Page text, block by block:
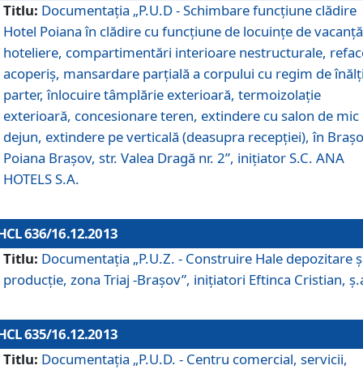
Titlu: Documentaţia „P.U.D - Schimbare funcţiune clădire
Hotel Poiana în clădire cu funcţiune de locuinţe de
hoteliere, compartimentări interioare nestructurale,
acoperiş, mansardare parţială a corpului cu regim de
parter, înlocuire tâmplărie exterioară, termoizolaţie
exterioară, concesionare teren, extindere cu salon de mic
dejun, extindere pe verticală (deasupra recepţiei), în
Poiana Braşov, str. Valea Dragă nr. 2”, iniţiator S.C. ANA
HOTELS S.A.
636/16.12.2013
Titlu: Documentaţia „P.U.Z. - Construire Hale depozitare
producţie, zona Triaj -Braşov”, iniţiatori Eftinca Cristian,
635/16.12.2013
Titlu: Documentaţia „P.U.D. - Centru comercial, servicii,